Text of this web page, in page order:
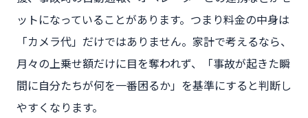
ットになっていることがあります。つまり料金の中身は
「カメラ代」だけではありません。家計で考えるなら、
月々の上乗せ額だけに目を奪われず、「事故が起きた瞬
間に自分たちが何を一番困るか」を基準にすると判断し
やすくなります。